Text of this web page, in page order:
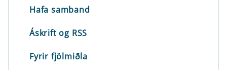
Hafa samband
Áskrift og RSS
Fyrir fjölmiðla